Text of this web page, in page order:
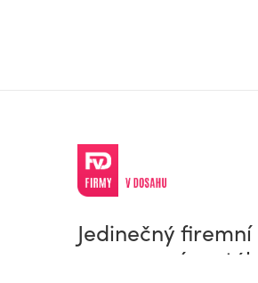
Jedinečný firemní
a pracovní portál